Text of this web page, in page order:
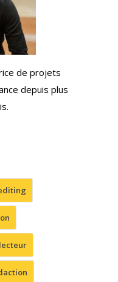
de projets
depuis plus